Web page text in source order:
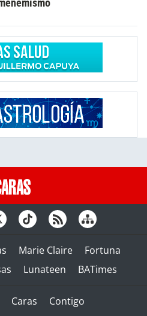
Marie Claire
Fortuna
Lunateen BATimes
Caras
Contigo